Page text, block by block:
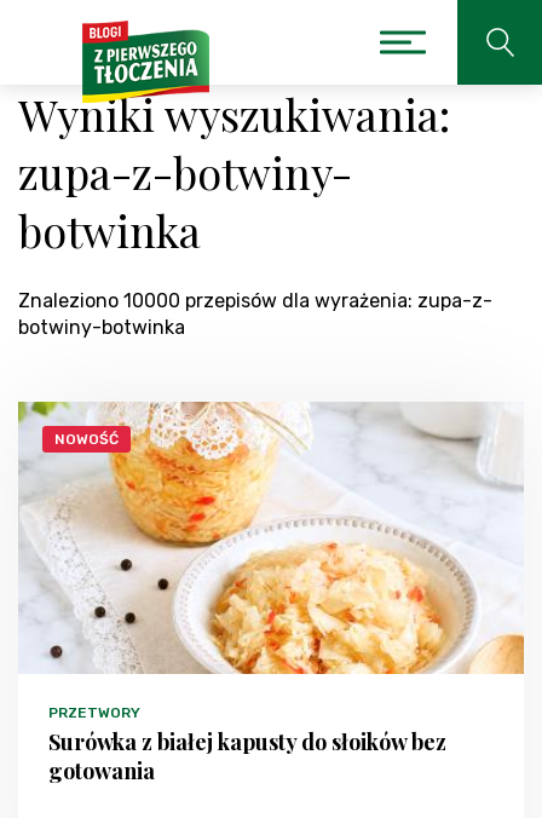
Wyniki wyszukiwania:
zupa-z-botwiny-
botwinka
Znaleziono 10000 przepisów dla wyrażenia: zupa-z-
botwiny-botwinka
NOWOŚĆ
PRZETWORY
Surówka z białej kapusty do słoików bez
gotowania